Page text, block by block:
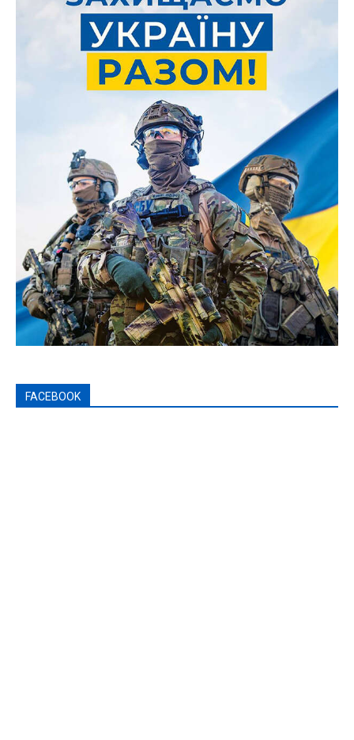
FACEBOOK